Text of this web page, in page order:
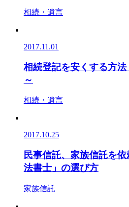
相続・遺言
2017.11.01
相続登記を安くする
～
相続・遺言
2017.10.25
民事信託、家族信託を
法書士」の選び方
家族信託